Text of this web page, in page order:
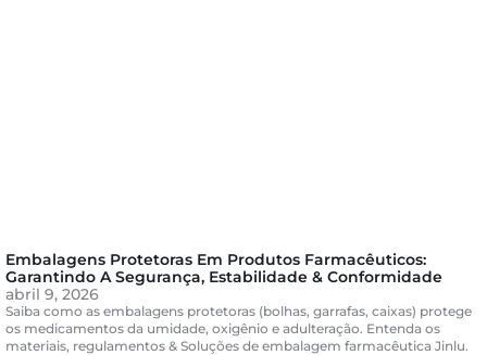
Embalagens Protetoras Em Produtos Farmacêuticos:
Garantindo A Segurança, Estabilidade & Conformidade
abril 9, 2026
Saiba como as embalagens protetoras (bolhas, garrafas, caixas) protege
os medicamentos da umidade, oxigênio e adulteração. Entenda os
materiais, regulamentos & Soluções de embalagem farmacêutica Jinlu.